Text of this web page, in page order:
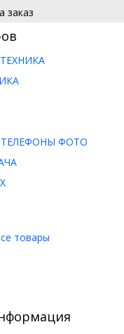
заказ
ФОТО
товары